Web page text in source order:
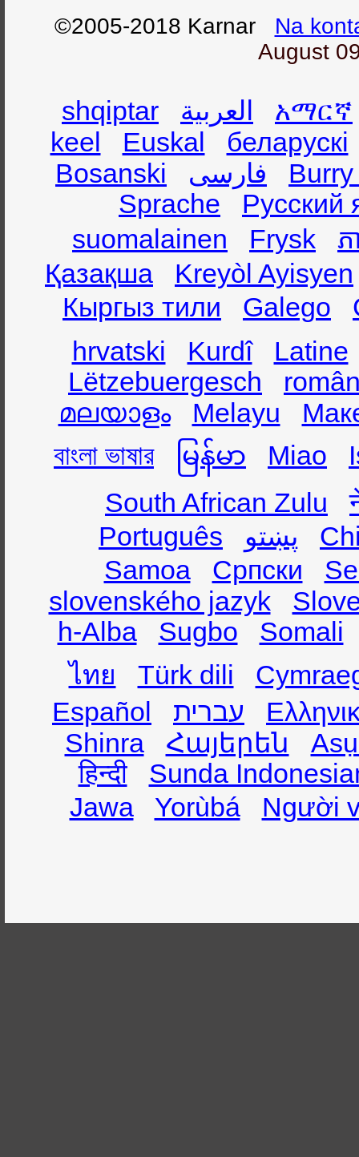
©2005-2018 Karnar Na
August
shqiptar العربية
አማርኛ
keel
Euskal
беларускі
Bosanski
فارسی
Sprache
Русский
suomalainen
Frysk
ភ
Қазақша
Kreyòl Ayisyen
Кыргыз тили
Galego
hrvatski
Kurdî
Latine
Lëtzebuergesch
മലയാളം
Melayu
বাংলা ভাষার
မြန်မာ Miao
South African Zulu
Português
پښتو
Samoa
Српски
slovenského jazyk
h-Alba
Sugbo
Somali
ไทย
Türk dili
Español
עברית
Shinra
Հայերեն
हिन्दी
Sunda
Jawa
Yorùbá Người